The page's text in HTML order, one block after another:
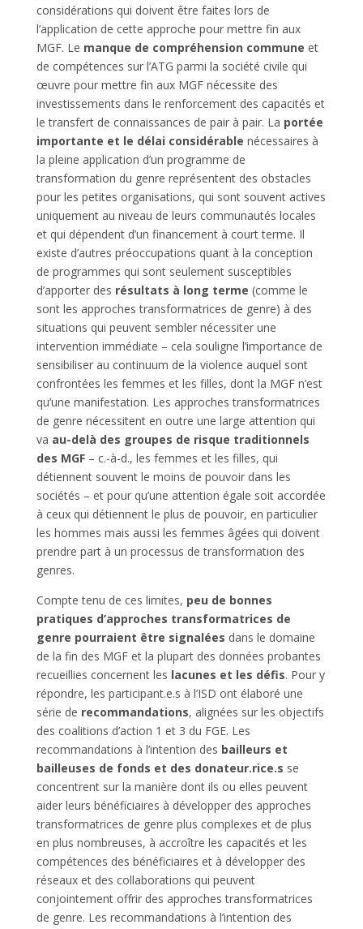
considérations qui doivent être faites lors de
l’application de cette approche pour mettre fin aux
MGF. Le manque de compréhension commune et
de compétences sur l’ATG parmi la société civile qui
œuvre pour mettre fin aux MGF nécessite des
investissements dans le renforcement des capacités et
le transfert de connaissances de pair à pair. La portée
importante et le délai considérable nécessaires à
la pleine application d’un programme de
transformation du genre représentent des obstacles
pour les petites organisations, qui sont souvent actives
uniquement au niveau de leurs communautés locales
et qui dépendent d’un financement à court terme. Il
existe d’autres préoccupations quant à la conception
de programmes qui sont seulement susceptibles
d’apporter des résultats à long terme (comme le
sont les approches transformatrices de genre) à des
situations qui peuvent sembler nécessiter une
intervention immédiate – cela souligne l’importance de
sensibiliser au continuum de la violence auquel sont
confrontées les femmes et les filles, dont la MGF n’est
qu’une manifestation. Les approches transformatrices
de genre nécessitent en outre une large attention qui
va au-delà des groupes de risque traditionnels
des MGF– c.-à-d., les femmes et les filles, qui
détiennent souvent le moins de pouvoir dans les
sociétés – et pour qu’une attention égale soit accordée
à ceux qui détiennent le plus de pouvoir, en particulier
les hommes mais aussi les femmes âgées qui doivent
prendre part à un processus de transformation des
genres.
Compte tenu de ces limites, peu de bonnes
pratiques d’approches transformatrices de
genre pourraient être signalées dans le domaine
de la fin des MGF et la plupart des données probantes
recueillies concernent les lacunes et les défis. Pour y
répondre, les participant.e.s à l’ISD ont élaboré une
série de recommandations, alignées sur les objectifs
des coalitions d’action 1 et 3 du FGE. Les
recommandations à l’intention des bailleurs et
bailleuses de fonds et des donateur.rice.s se
concentrent sur la manière dont ils ou elles peuvent
aider leurs bénéficiaires à développer des approches
transformatrices de genre plus complexes et de plus
en plus nombreuses, à accroître les capacités et les
compétences des bénéficiaires et à développer des
réseaux et des collaborations qui peuvent
conjointement offrir des approches transformatrices
de genre. Les recommandations à l’intention des